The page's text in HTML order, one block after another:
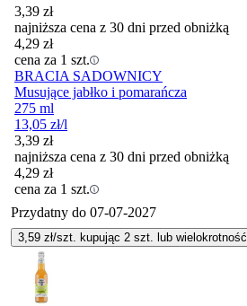
3,39 zł
najniższa cena z 30 dni przed obniżką
4,29 zł
cena za 1 szt.
BRACIA SADOWNICY
Musujące jabłko i pomarańcza
275 ml
13,05 zł/l
3,39 zł
najniższa cena z 30 dni przed obniżką
4,29 zł
cena za 1 szt.
Przydatny do 07-07-2027
3,59 zł/szt. kupując 2 szt. lub wielokrotność